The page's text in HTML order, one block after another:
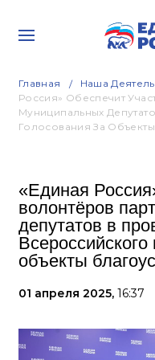
Главная Наша
Россия» Обеспечит
Муниципальных
Голосования За
«Единая
волонтёров
депутатов в
объекты
01 апреля 2025, 16:37